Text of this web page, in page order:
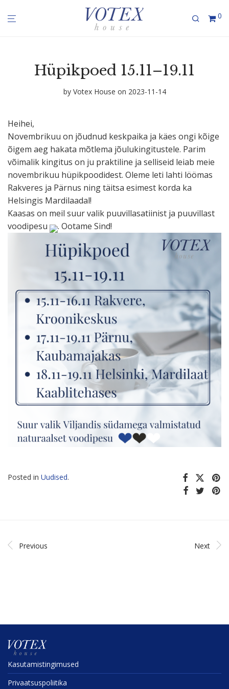
0
Hüpikpoed 15.11–19.11
by Votex House on 2023-11-14
Heihei,
Novemb­rikuu on jõudnud keskpaika ja käes ongi kõige
õigem aeg hakata mõtlema jõulu­kin­gi­tustele. Parim
võimalik kingitus on ju praktiline ja selliseid leiab meie
novemb­rikuu hüpik­poo­didest. Oleme leti lahti löömas
Rakveres ja Pärnus ning täitsa esimest korda ka
Helsingis Mardilaadal!
Kaasas on meil suur valik puuvil­la­sa­tiinist ja puuvillast
voodipesu
. Ootame Sind!
Posted in Uudised.
Previous Next
Kasuta­mis­tin­gi­mused
Privaat­sus­po­liitika